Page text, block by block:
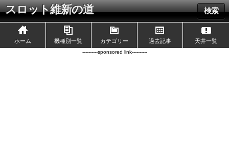
スロット維新の道 検索
ホーム 機種別一覧 カテゴリー 過去記事 天井一覧
----------sponsored link----------